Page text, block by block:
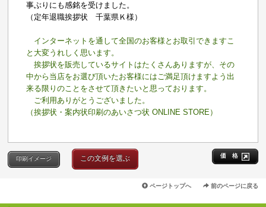
事ぶりにも感銘を受けました。
（定年退職挨拶状 千葉県Ｋ様）
インターネットを通して全国のお客様とお取引できますこ
と大変うれしく思います。
挨拶状を販売しているサイトはたくさんありますが、その
中から当店をお選び頂いたお客様にはご満足頂けますよう出
来る限りのことをさせて頂きたいと思っております。
ご利用ありがとうございました。
（挨拶状・案内状印刷のあいさつ状 ONLINE STORE）
価 格
印刷イメージ この文例を選ぶ
ページトップへ 前のページに戻る